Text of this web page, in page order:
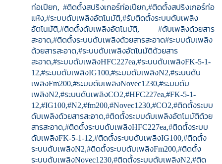
ท่อเปียก, #ติดตั้งสปริงเกอร์ท่อเปียก,#ติดตั้งสปริงเกอร์ท่อ
แห้ง,#ระบบดับเพลิงอัตโนมัติ,#รับติดตั้งระบบดับเพลิง
อัตโนมัติ,#ติดตั้งดับเพลิงอัตโนมัติ, #ดับเพลิงด้วยสาร
สะอาด,#ติดตั้งระบบดับเพลิงด้วยสารสะอาด#ระบบดับเพลิง
ด้วยสารสะอาด,#ระบบดับเพลิงอัตโนมัติด้วยสาร
สะอาด,#ระบบดับเพลิงHFC227ea,#ระบบดับเพลิงFK-5-1-
12,#ระบบดับเพลิงIG100,#ระบบดับเพลิงN2,#ระบบดับ
เพลิงFm200,#ระบบดับเพลิงNovec1230,#ระบบดับ
เพลิงN2,#ระบบดับเพลิงCO2,#HFC227ea,#FK-5-1-
12,#IG100,#N2,#fm200,#Novec1230,#CO2,#ติดตั้งระบบ
ดับเพลิงด้วยสารสะอาด,#ติดตั้งระบบดับเพลิงอัตโนมัติด้วย
สารสะอาด,#ติดตั้งระบบดับเพลิงHFC227ea,#ติดตั้งระบบ
ดับเพลิงFK-5-1-12,#ติดตั้งระบบดับเพลิงIG100,#ติดตั้ง
ระบบดับเพลิงN2,#ติดตั้งระบบดับเพลิงFm200,#ติดตั้ง
ระบบดับเพลิงNovec1230,#ติดตั้งระบบดับเพลิงN2,#ติด